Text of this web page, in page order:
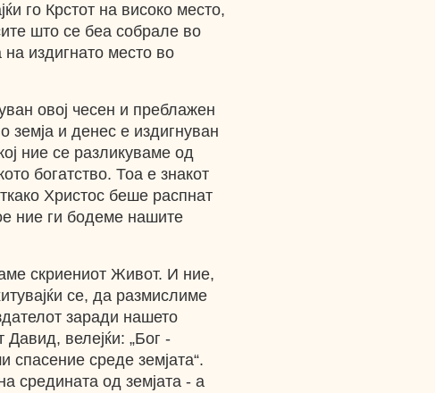
го Крстот на високо место,
што се беа собрале во
издигнато место во
овој чесен и преблажен
земја и денес е издигнуван
ние се разликуваме од
богатство. Тоа е знакот
Христос беше распнат
ние ги бодеме нашите
скриениот Живот. И ние,
се, да размислиме
заради нашето
Давид, велејќи: „Бог -
среде земјата“.
средината од земјата - а